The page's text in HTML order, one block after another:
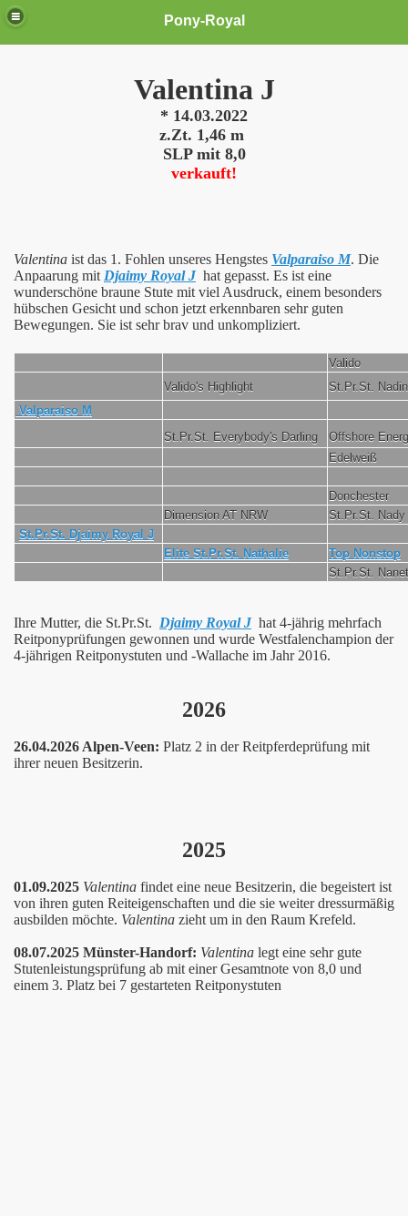
Pony-Royal
Valentina J
* 14.03.2022
z.Zt. 1,46 m
SLP mit 8,0
verkauft!
Valentina ist das 1. Fohlen unseres Hengstes Valparaiso M. Die
Anpaarung mit Djaimy Royal Jhat gepasst. Es ist eine
wunderschöne braune Stute mit viel Ausdruck, einem besonders
hübschen Gesicht und schon jetzt erkennbaren sehr guten
Bewegungen. Sie ist sehr brav und unkompliziert.
Valido
Valido's Highlight
St.Pr.St. Nadin
Valparaiso M
St.Pr.St. Everybody's Darling
Offshore
Edelweiß
Donchester
Dimension AT NRW
St.Pr.St. Nady
St.Pr.St. Djaimy Royal J
Elite St.Pr.St. Nathalie
Top Nonstop
St.Pr.St.
Ihre Mutter, die St.Pr.St. Djaimy Royal Jhat 4-jährig mehrfach
Reitponyprüfungen gewonnen und wurde Westfalenchampion der
4-jährigen Reitponystuten und -Wallache im Jahr 2016.
2026
26.04.2026 Alpen-Veen: Platz 2 in der Reitpferdeprüfung mit
ihrer neuen Besitzerin.
2025
01.09.2025 Valentina findet eine neue Besitzerin, die begeistert ist
von ihren guten Reiteigenschaften und die sie weiter dressurmäßig
ausbilden möchte. Valentina zieht um in den Raum Krefeld.
08.07.2025 Münster-Handorf: Valentina legt eine sehr gute
Stutenleistungsprüfung ab mit einer Gesamtnote von 8,0 und
einem 3. Platz bei 7 gestarteten Reitponystuten